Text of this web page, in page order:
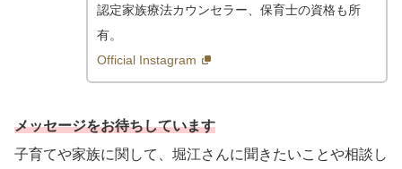
認定家族療法カウンセラー、保育士の資格も所
有。
Official Instagram
メッセージをお待ちしています
子育てや家族に関して、堀江さんに聞きたいことや相談し